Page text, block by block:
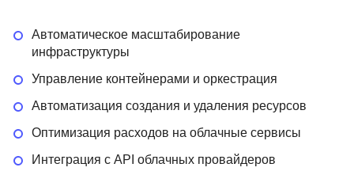
Автоматическое масштабирование
инфраструктуры
Управление контейнерами и оркестрация
Автоматизация создания и удаления ресурсов
Оптимизация расходов на облачные сервисы
Интеграция с API облачных провайдеров